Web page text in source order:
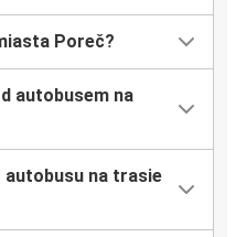
Poreč?
autobusem na
autobusu na trasie